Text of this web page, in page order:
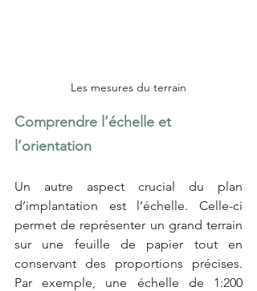
Les mesures du terrain
Comprendre l’échelle et
l’orientation
Un autre aspect crucial du plan
d’implantation est l’échelle. Celle-ci
permet de représenter un grand terrain
sur une feuille de papier tout en
conservant des proportions précises.
Par exemple, une échelle de 1:200